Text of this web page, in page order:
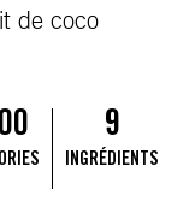
de coco
9
INGRÉDIENTS